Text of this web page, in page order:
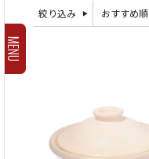
MENU
絞り込み おすすめ順